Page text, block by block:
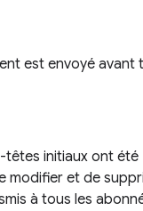
est envoyé avant
têtes initiaux ont été
modifier et de
à tous les